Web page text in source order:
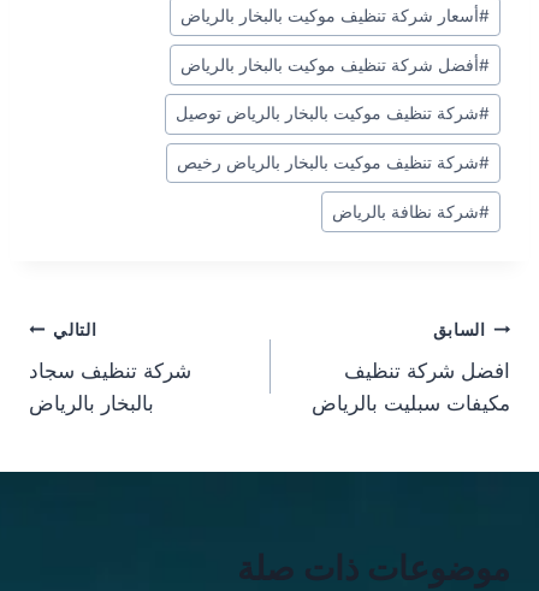
#أسعار شركة تنظيف موكيت بالبخار بالرياض
#أفضل شركة تنظيف موكيت بالبخار بالرياض
#شركة تنظيف موكيت بالبخار بالرياض توصيل
#شركة تنظيف موكيت بالبخار بالرياض رخيص
#شركة نظافة بالرياض
تصفّح
المقالات
السابق
افضل شركة تنظيف
مكيفات سبليت بالرياض
التالي
شركة تنظيف سجاد
بالبخار بالرياض
موضوعات ذات صلة